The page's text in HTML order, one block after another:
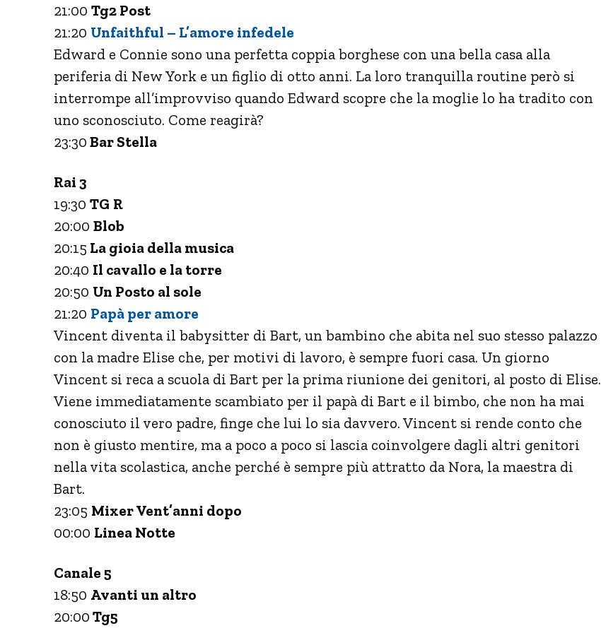
21:00 Tg2 Post
21:20 Unfaithful – L’amore infedele
Edward e Connie sono una perfetta coppia borghese con una bella casa alla
periferia di New York e un figlio di otto anni. La loro tranquilla routine però si
interrompe all’improvviso quando Edward scopre che la moglie lo ha tradito con
uno sconosciuto. Come reagirà?
23:30 Bar Stella
Rai 3
19:30 TG R
20:00 Blob
20:15 La gioia della musica
20:40 Il cavallo e la torre
20:50 Un Posto al sole
21:20 Papà per amore
Vincent diventa il babysitter di Bart, un bambino che abita nel suo stesso palazzo
con la madre Elise che, per motivi di lavoro, è sempre fuori casa. Un giorno
Vincent si reca a scuola di Bart per la prima riunione dei genitori, al posto di Elise.
Viene immediatamente scambiato per il papà di Bart e il bimbo, che non ha mai
conosciuto il vero padre, finge che lui lo sia davvero. Vincent si rende conto che
non è giusto mentire, ma a poco a poco si lascia coinvolgere dagli altri genitori
nella vita scolastica, anche perché è sempre più attratto da Nora, la maestra di
Bart.
23:05 Mixer Vent’anni dopo
00:00 Linea Notte
Canale 5
18:50 Avanti un altro
20:00 Tg5